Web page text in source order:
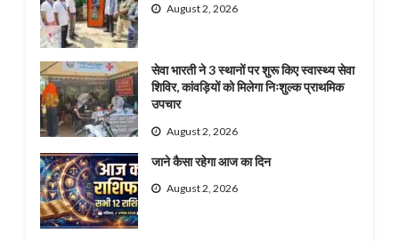
August 2, 2026
सेवा भारती ने 3 स्थानों पर शुरू किए स्वास्थ्य सेवा
शिविर, कांवड़ियों को मिलेगा निःशुल्क प्राथमिक
उपचार
August 2, 2026
जाने कैसा रहेगा आज का दिन
August 2, 2026